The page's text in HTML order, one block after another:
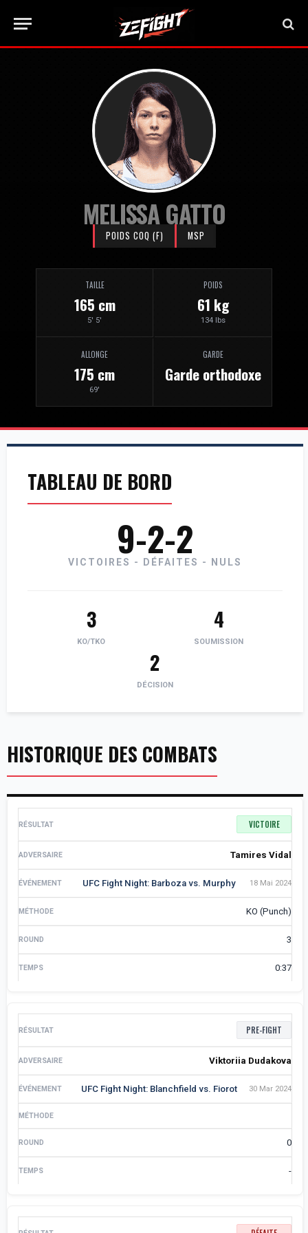
MELISSA GATTO
POIDS COQ (F) MSP
TAILLE
165 cm
5' 5'
POIDS
61 kg
134 lbs
ALLONGE
175 cm
69'
GARDE
Garde orthodoxe
TABLEAU DE BORD
9-2-2
VICTOIRES - DÉFAITES - NULS
3
KO/TKO
4
SOUMISSION
2
DÉCISION
HISTORIQUE DES COMBATS
VICTOIRE
Tamires Vidal
UFC Fight Night: Barboza vs. Murphy 18 Mai 2024
KO (Punch)
3
0:37
PRE-FIGHT
Viktoriia Dudakova
UFC Fight Night: Blanchfield vs. Fiorot 30 Mar 2024
0
-